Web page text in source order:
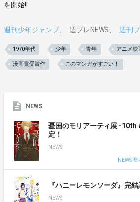
を開始!!
週刊少年ジャンプ 週プレNEWS 週刊
1970年代 少年 青年 アニメ映
漫画賞受賞作 このマンガがすごい！
NEWS
憂国のモリアーティ展 -
定！
NEWS
NEWS
『ハニーレモンソーダ』完
NEWS